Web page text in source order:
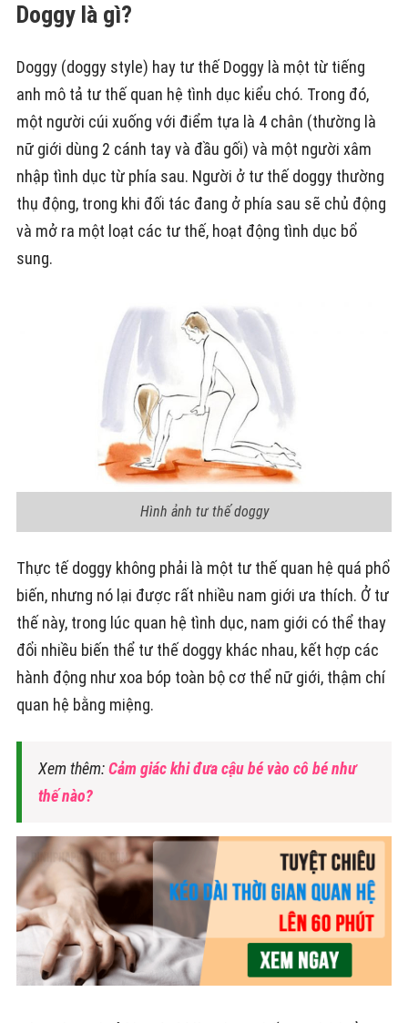
Doggy là gì?
Doggy (doggy style) hay tư thế Doggy là một từ tiếng
anh mô tả tư thế quan hệ tình dục kiểu chó. Trong đó,
một người cúi xuống với điểm tựa là 4 chân (thường là
nữ giới dùng 2 cánh tay và đầu gối) và một người xâm
nhập tình dục từ phía sau. Người ở tư thế doggy thường
thụ động, trong khi đối tác đang ở phía sau sẽ chủ động
và mở ra một loạt các tư thế, hoạt động tình dục bổ
sung.
Hình ảnh tư thế doggy
Thực tế doggy không phải là một tư thế quan hệ quá phổ
biến, nhưng nó lại được rất nhiều nam giới ưa thích. Ở tư
thế này, trong lúc quan hệ tình dục, nam giới có thể thay
đổi nhiều biến thể tư thế doggy khác nhau, kết hợp các
hành động như xoa bóp toàn bộ cơ thể nữ giới, thậm chí
quan hệ bằng miệng.
Xem thêm:Cảm giác khi đưa cậu bé vào cô bé như
thế nào?